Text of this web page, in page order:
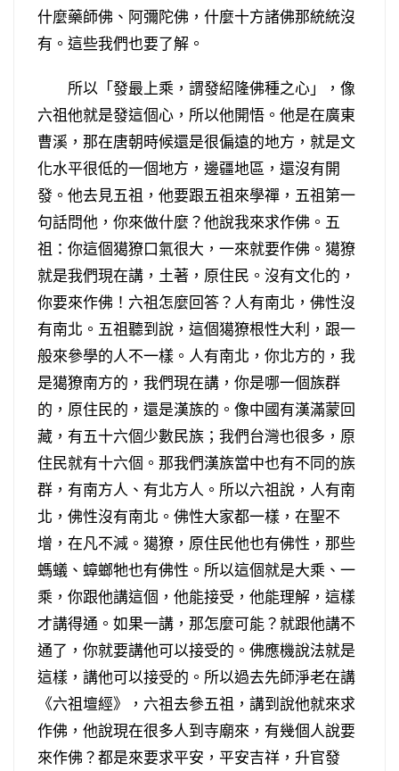
什麼藥師佛、阿彌陀佛，什麼十方諸佛那統統沒
有。這些我們也要了解。
所以「發最上乘，謂發紹隆佛種之心」，像
六祖他就是發這個心，所以他開悟。他是在廣東
曹溪，那在唐朝時候還是很偏遠的地方，就是文
化水平很低的一個地方，邊疆地區，還沒有開
發。他去見五祖，他要跟五祖來學禪，五祖第一
句話問他，你來做什麼？他說我來求作佛。五
祖：你這個獦獠口氣很大，一來就要作佛。獦獠
就是我們現在講，土著，原住民。沒有文化的，
你要來作佛！六祖怎麼回答？人有南北，佛性沒
有南北。五祖聽到說，這個獦獠根性大利，跟一
般來參學的人不一樣。人有南北，你北方的，我
是獦獠南方的，我們現在講，你是哪一個族群
的，原住民的，還是漢族的。像中國有漢滿蒙回
藏，有五十六個少數民族；我們台灣也很多，原
住民就有十六個。那我們漢族當中也有不同的族
群，有南方人、有北方人。所以六祖說，人有南
北，佛性沒有南北。佛性大家都一樣，在聖不
增，在凡不減。獦獠，原住民他也有佛性，那些
螞蟻、蟑螂牠也有佛性。所以這個就是大乘、一
乘，你跟他講這個，他能接受，他能理解，這樣
才講得通。如果一講，那怎麼可能？就跟他講不
通了，你就要講他可以接受的。佛應機說法就是
這樣，講他可以接受的。所以過去先師淨老在講
《六祖壇經》，六祖去參五祖，講到說他就來求
作佛，他說現在很多人到寺廟來，有幾個人說要
來作佛？都是來要求平安，平安吉祥，升官發